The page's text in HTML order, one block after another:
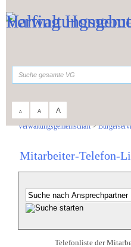
A A A
Verwaltungsgemeinschaft>
Mitarbeiter-Telefon-
Telefonliste der